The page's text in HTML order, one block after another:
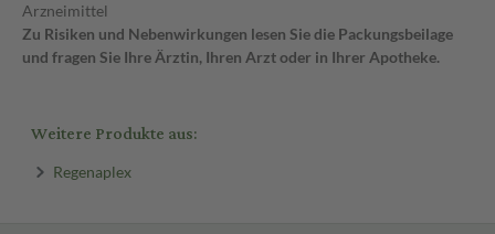
Arzneimittel
Zu Risiken und Nebenwirkungen lesen Sie die Packungsbeilage
und fragen Sie Ihre Ärztin, Ihren Arzt oder in Ihrer Apotheke.
Weitere Produkte aus:
Regenaplex